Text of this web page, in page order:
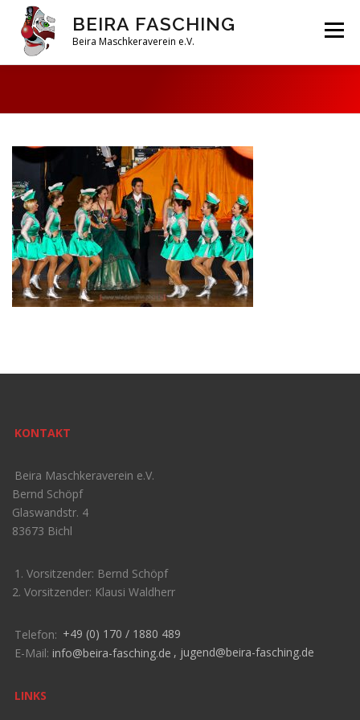
Inhalt
springen
BEIRA FASCHING
Beira Maschkeraverein e.V.
Menü
ARCHIV
KONTAKT
Beira Maschkeraverein e.V.
Bernd Schöpf
Glaswandstr. 4
83673 Bichl
1. Vorsitzender: Bernd Schöpf
2. Vorsitzender: Klausi Waldherr
Telefon: +49 (0) 170 / 1880 489
E-Mail: info@beira-fasching.de , jugend@beira-fasching.de
LINKS